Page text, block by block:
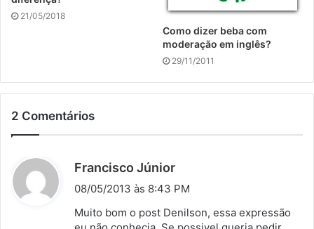
21/05/2018
Como dizer beba com
moderação em inglês?
29/11/2011
2 Comentários
Francisco Júnior
i
s
08/05/2013 às 8:43 PM
Muito bom o post Denilson, essa expressão